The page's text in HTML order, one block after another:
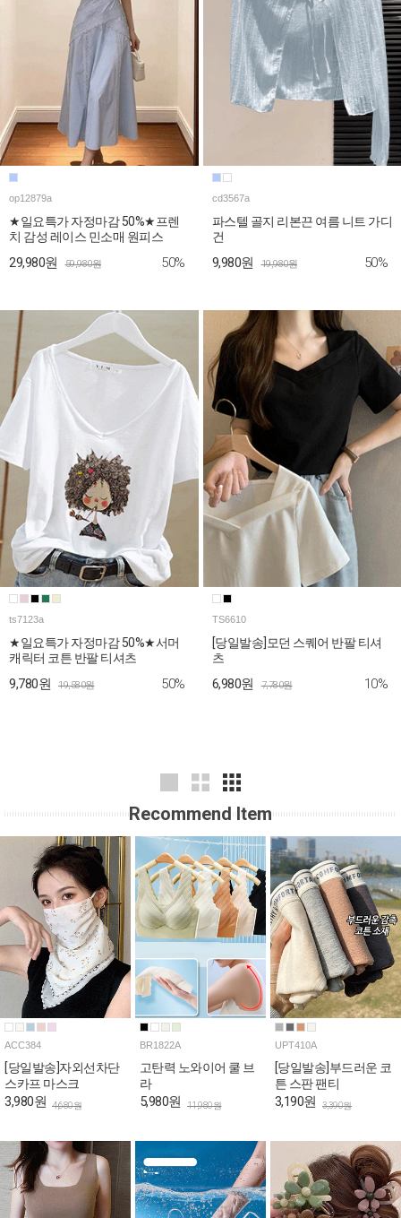
op12879a
★일요특가 자정마감 50%★프렌
치 감성 레이스 민소매 원피스
29,980원 59,980원 50%
cd3567a
파스텔 골지 리본끈 여름 니트 가디
건
9,980원 19,980원 50%
ts7123a
★일요특가 자정마감 50%★서머
캐릭터 코튼 반팔 티셔츠
9,780원 19,580원 50%
TS6610
[당일발송]모던 스퀘어 반팔 티셔
츠
6,980원 7,780원 10%
Recommend Item
ACC384
[당일발송]자외선차단
스카프 마스크
3,980원 4,680원
BR1822A
고탄력 노와이어 쿨 브
라
5,980원 11,980원
UPT410A
[당일발송]부드러운 코
튼 스판 팬티
3,190원 3,390원